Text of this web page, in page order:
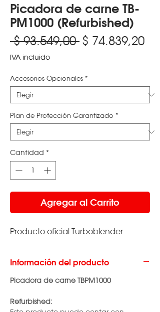
Picadora de carne TB-
PM1000 (Refurbished)
$ 93.549,00 Precio
$ 74.839,20
IVA incluido
Accesorios Opcionales *
Plan de Protección Garantizado *
Cantidad *
Agregar al Carrito
Producto oficial Turboblender.
Información del producto
Picadora de carne TBPM1000
Refurbished: